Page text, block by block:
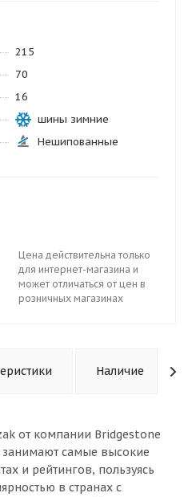
215
70
16
шины зимние
Нешипованные
Цена действительна только
для интернет-магазина и
может отличаться от цен в
розничных магазинах
Наличие
от компании Bridgestone
занимают самые высокие
и рейтингов, пользуясь
в странах с